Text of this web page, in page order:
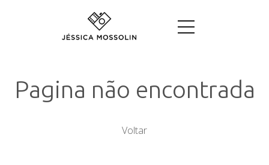
Pagina não encontrada
Voltar